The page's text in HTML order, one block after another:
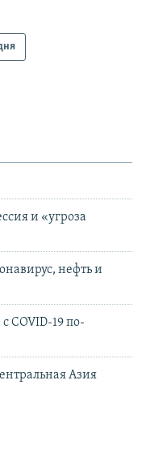
и «угроза
нефть и
COVID-19 по-
Азия